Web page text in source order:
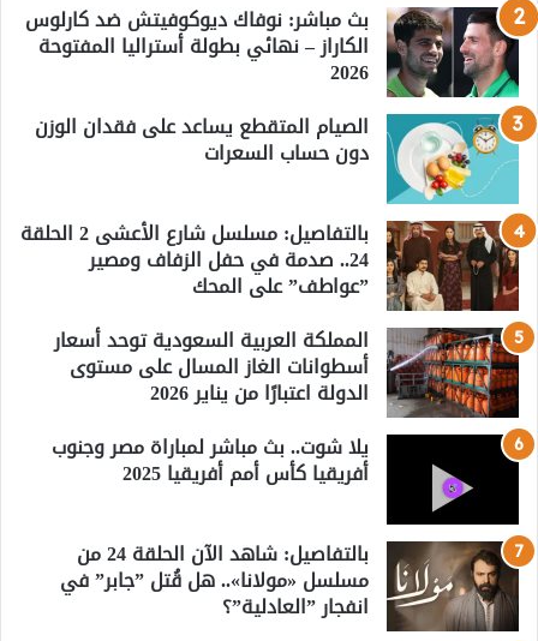
بث مباشر: نوفاك ديوكوفيتش ضد كارلوس
الكاراز – نهائي بطولة أستراليا المفتوحة
2026
الصيام المتقطع يساعد على فقدان الوزن
دون حساب السعرات
بالتفاصيل: مسلسل شارع الأعشى 2 الحلقة
24.. صدمة في حفل الزفاف ومصير
”عواطف” على المحك
المملكة العربية السعودية توحد أسعار
أسطوانات الغاز المسال على مستوى
الدولة اعتبارًا من يناير 2026
يلا شوت.. بث مباشر لمباراة مصر وجنوب
أفريقيا كأس أمم أفريقيا 2025
بالتفاصيل: شاهد الآن الحلقة 24 من
مسلسل «مولانا».. هل قُتل ”جابر” في
انفجار ”العادلية”؟